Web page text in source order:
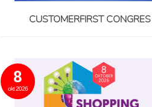
CUSTOMERFIRST CONGRES
8
okt 2026